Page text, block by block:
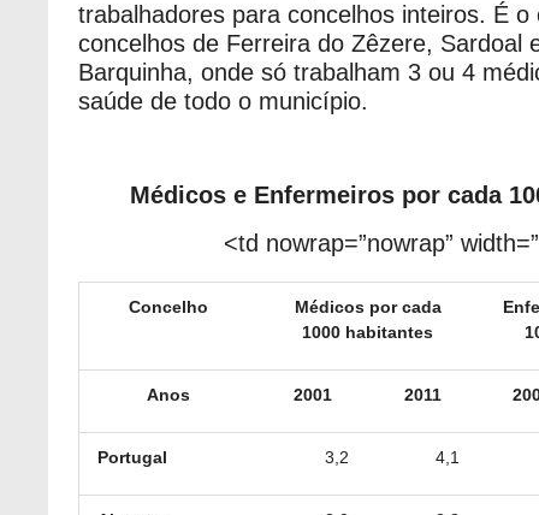
trabalhadores para concelhos inteiros. É o
concelhos de Ferreira do Zêzere, Sardoal
Barquinha, onde só trabalham 3 ou 4
saúde de todo o município.
Médicos e Enfermeiros por cada
<td nowrap=”nowrap”
Concelho
Médicos por cada
1000 habitantes
Anos 2001 2011
Portugal 3,2 4,1